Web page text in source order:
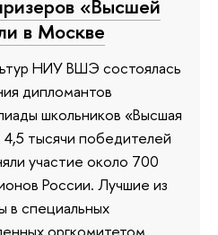
«Высшей
в Москве
НИУ ВШЭ состоялась
дипломантов
школьников «Высшая
тысячи победителей
участие около 700
России. Лучшие из
в специальных
оргкомитетом